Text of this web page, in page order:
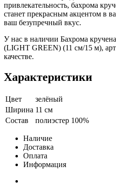
привлекательность, бахрома
станет прекрасным акцентом в
ваш безупречный вкус.
У нас в наличии Бахрома
(LIGHT GREEN) (11 см/15 м),
качестве.
Характеристики
Цвет
зелёный
Ширина 11 см
Состав
полиэстер 100%
Наличие
Доставка
Оплата
Информация